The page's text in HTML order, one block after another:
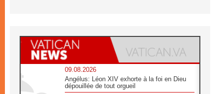
09.08.2026
Angélus: Léon XIV exhorte à la foi en Dieu
dépouillée de tout orgueil